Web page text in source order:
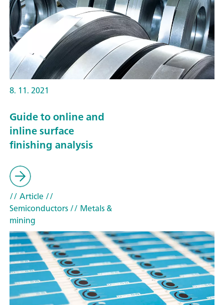
8. 11. 2021
Guide to online and
inline surface
finishing analysis
// Article//
Semiconductors// Metals &
mining